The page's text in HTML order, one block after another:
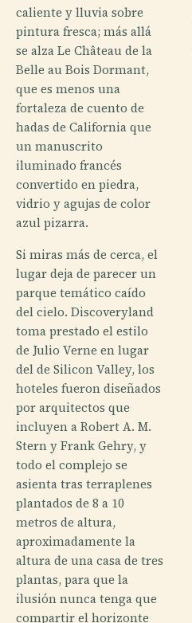
caliente y lluvia sobre
pintura fresca; más allá
se alza Le Château de la
Belle au Bois Dormant,
que es menos una
fortaleza de cuento de
hadas de California que
un manuscrito
iluminado francés
convertido en piedra,
vidrio y agujas de color
azul pizarra.
Si miras más de cerca, el
lugar deja de parecer un
parque temático caído
del cielo. Discoveryland
toma prestado el estilo
de Julio Verne en lugar
del de Silicon Valley, los
hoteles fueron diseñados
por arquitectos que
incluyen a Robert A. M.
Stern y Frank Gehry, y
todo el complejo se
asienta tras terraplenes
plantados de 8 a 10
metros de altura,
aproximadamente la
altura de una casa de tres
plantas, para que la
ilusión nunca tenga que
compartir el horizonte